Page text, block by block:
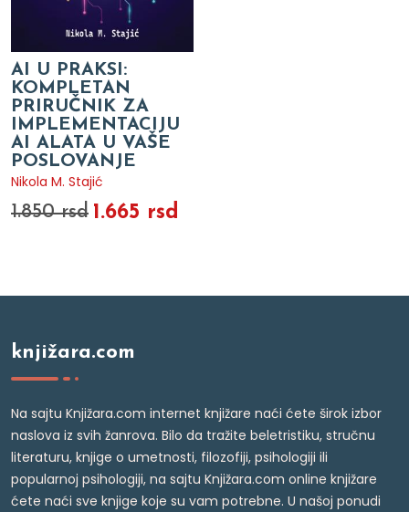
AI U PRAKSI:
KOMPLETAN
PRIRUČNIK ZA
IMPLEMENTACIJU
AI ALATA U VAŠE
POSLOVANJE
Nikola M. Stajić
1.850 rsd 1.665 rsd
knjižara.com
Na sajtu Knjižara.com internet knjižare naći ćete širok izbor
naslova iz svih žanrova. Bilo da tražite beletristiku, stručnu
literaturu, knjige o umetnosti, filozofiji, psihologiji ili
popularnoj psihologiji, na sajtu Knjižara.com online knjižare
ćete naći sve knjige koje su vam potrebne. U našoj ponudi